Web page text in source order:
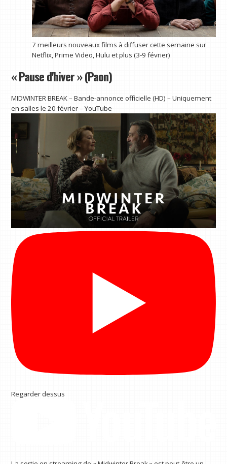
7 meilleurs nouveaux films à diffuser cette semaine sur
Netflix, Prime Video, Hulu et plus (3-9 février)
« Pause d'hiver » (Paon)
MIDWINTER BREAK – Bande-annonce officielle (HD) – Uniquement
en salles le 20 février – YouTube
Regarder dessus